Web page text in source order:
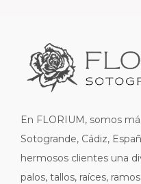
En FLORIUM, somos
Sotogrande, Cádiz,
hermosos clientes una
palos, tallos, raíces,